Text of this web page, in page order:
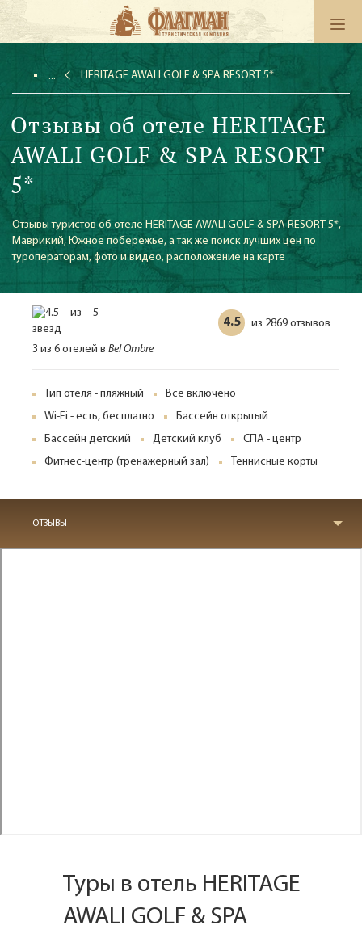
HERITAGE AWALI GOLF & SPA RESORT 5*
Отзывы об отеле HERITAGE
AWALI GOLF & SPA RESORT
5*
Отзывы туристов об отеле HERITAGE AWALI GOLF & SPA RESORT 5*,
Маврикий, Южное побережье, а так же поиск лучших цен по
туроператорам, фото и видео, расположение на карте
4.5 из 2869 отзывов
3 из 6 отелей в Bel Ombre
Тип отеля - пляжный
Все включено
Wi-Fi - есть, бесплатно
Бассейн открытый
Бассейн детский
Детский клуб
СПА - центр
Фитнес-центр (тренажерный зал)
Теннисные корты
ОТЗЫВЫ
Туры в отель HERITAGE
AWALI GOLF & SPA